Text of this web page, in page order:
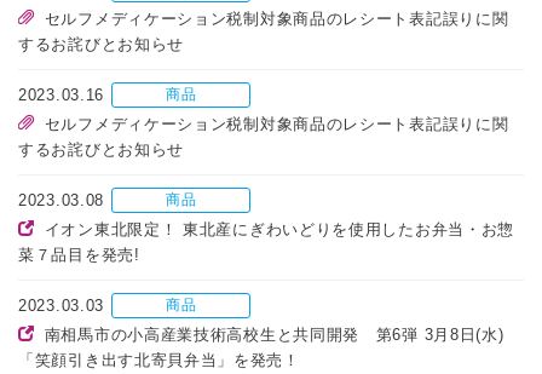
セルフメディケーション税制対象商品のレシート表記誤りに関
するお詫びとお知らせ
2023.03.16 商品
セルフメディケーション税制対象商品のレシート表記誤りに関
するお詫びとお知らせ
2023.03.08 商品
イオン東北限定！ 東北産にぎわいどりを使用したお弁当・お惣
菜７品目を発売!
2023.03.03 商品
南相馬市の小高産業技術高校生と共同開発 第6弾 3月8日(水)
「笑顔引き出す北寄貝弁当」を発売！